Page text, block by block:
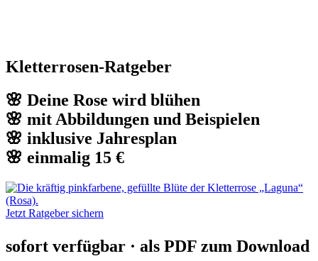
Kletterrosen-Ratgeber
🌸 Deine Rose wird blühen
🌸 mit Abbildungen und Beispielen
🌸 inklusive Jahresplan
🌸 einmalig 15 €
Jetzt Ratgeber sichern
sofort verfügbar · als PDF zum Download